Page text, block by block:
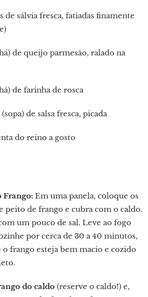
de sálvia fresca, fatiadas finamente
de queijo parmesão, ralado na
de farinha de rosca
de salsa fresca, picada
do reino a gosto
Frango: Em uma panela, coloque os
peito de frango e cubra com o caldo.
um pouco de sal. Leve ao fogo
por cerca de 30 a 40 minutos,
o frango esteja bem macio e cozido
do caldo (reserve o caldo!) e,